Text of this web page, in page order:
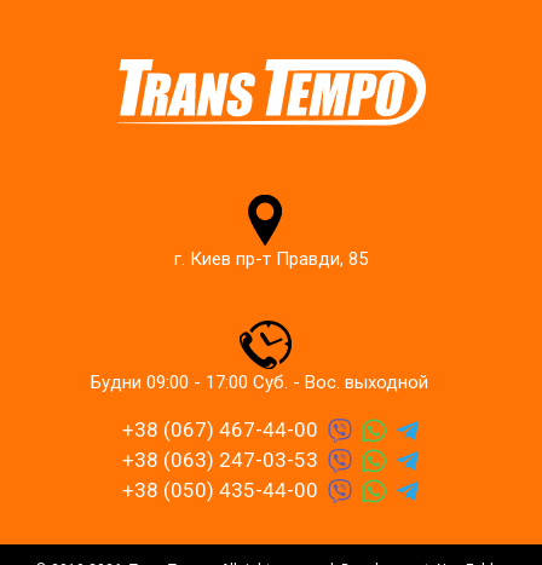
г. Киев пр-т Правди, 85
Будни 09:00 - 17:00 Суб. - Вос. выходной
+38 (067) 467-44-00
+38 (063) 247-03-53
+38 (050) 435-44-00